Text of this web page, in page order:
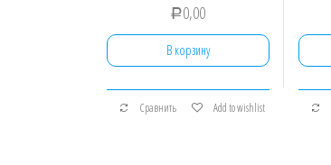
Р0,00
В корзину
Сравнить Add to wishlist